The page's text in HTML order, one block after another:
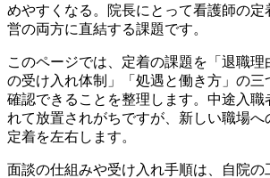
めやすくなる。院長にとって看護師の定
営の両方に直結する課題です。
このページでは、定着の課題を「退職理
の受け入れ体制」「処遇と働き方」の三
確認できることを整理します。中途入職
れて放置されがちですが、新しい職場へ
定着を左右します。
面談の仕組みや受け入れ手順は、自院の